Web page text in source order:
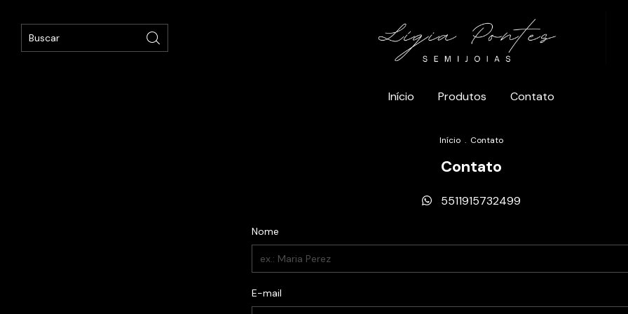
Início Produtos Contato
Início . Contato
Contato
5511915732499
Nome
E-mail